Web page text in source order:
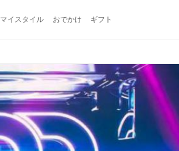
マイスタイル おでかけ ギフト